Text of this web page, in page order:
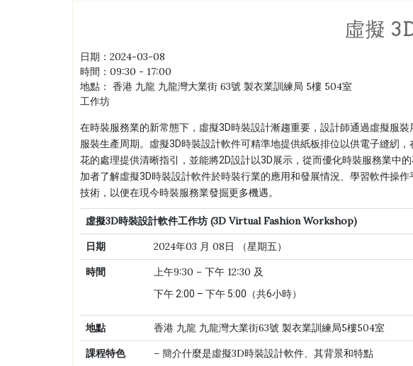
虛擬
日期： 2024-03-08
時間： 09:30 - 17:00
地點： 香港 九龍 九龍灣大業街 63號 製衣業訓練局 5樓 504室
工作坊
在時裝服務業的新常態下，虛擬3D時裝設計漸趨重要，設計師通過虛擬服
服裝生產周期。虛擬3D時裝設計軟件可精準地提供紙板排位以供電子縫紉
花的處理提供清晰指引，並能將2D設計以3D展示，從而優化時裝服務業中
加者了解虛擬3D時裝設計軟件於時裝行業的應用和發展情況、學習軟件操
技術，以便在現今時裝服務業發掘更多機遇。
虛擬3D時裝設計軟件工作坊 (3D Virtual Fashion Workshop)
日期
2024年03 月 08日 （星期五）
時間
上午9:30 – 下午 12:30 及
下午 2:00 – 下午 5:00（共6小時）
地點
香港 九龍 九龍灣大業街63號 製衣業訓練局5樓504室
課程特色
– 簡介什麼是虛擬3D時裝設計軟件、其背景和特點